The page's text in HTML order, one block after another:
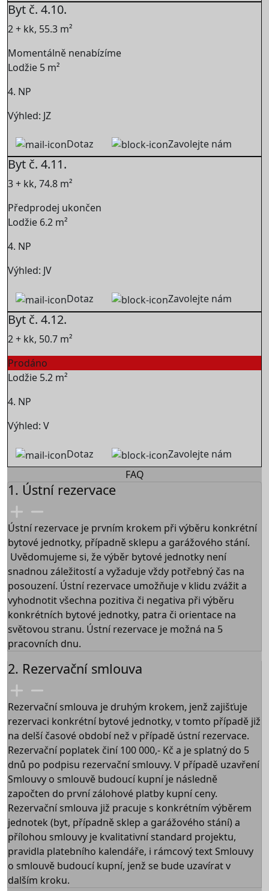
Byt č. 4.10.
2 + kk, 55.3 m²
Momentálně nenabízíme
Lodžie 5 m²
4. NP
Výhled: JZ
Dotaz Zavolejte nám
Byt č. 4.11.
3 + kk, 74.8 m²
Předprodej ukončen
Lodžie 6.2 m²
4. NP
Výhled: JV
Dotaz Zavolejte nám
Byt č. 4.12.
2 + kk, 50.7 m²
Prodáno
Lodžie 5.2 m²
4. NP
Výhled: V
Dotaz
Zavolejte nám
FAQ
1. Ústní rezervace
Ústní rezervace je prvním krokem při výběru konkrétní
bytové jednotky, případně sklepu a garážového stání.
Uvědomujeme si, že výběr bytové jednotky není
snadnou záležitostí a vyžaduje vždy potřebný čas na
posouzení. Ústní rezervace umožňuje v klidu zvážit a
vyhodnotit všechna pozitiva či negativa při výběru
konkrétních bytové jednotky, patra či orientace na
světovou stranu. Ústní rezervace je možná na 5
pracovních dnu.
2. Rezervační smlouva
Rezervační smlouva je druhým krokem, jenž zajišťuje
rezervaci konkrétní bytové jednotky, v tomto případě již
na delší časové období než v případě ústní rezervace.
Rezervační poplatek činí 100 000,- Kč a je splatný do 5
dnů po podpisu rezervační smlouvy. V případě uzavření
Smlouvy o smlouvě budoucí kupní je následně
započten do první zálohové platby kupní ceny.
Rezervační smlouva již pracuje s konkrétním výběrem
jednotek (byt, případně sklep a garážového stání) a
přílohou smlouvy je kvalitativní standard projektu,
pravidla platebního kalendáře, i rámcový text Smlouvy
o smlouvě budoucí kupní, jenž se bude uzavírat v
dalším kroku.